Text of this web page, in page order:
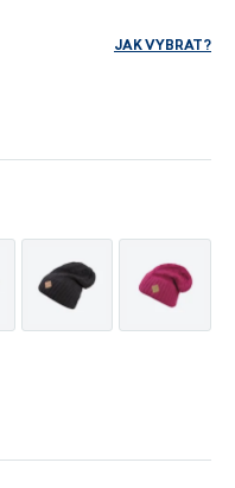
JAK VYBRAT?